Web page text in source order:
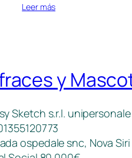
Leer más
y
Sketch s.r.l. unipersonale
ospedale snc, Nova